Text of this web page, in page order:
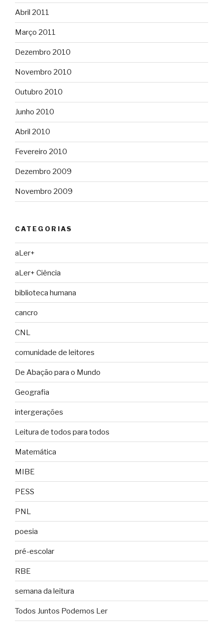
Abril 2011
Março 2011
Dezembro 2010
Novembro 2010
Outubro 2010
Junho 2010
Abril 2010
Fevereiro 2010
Dezembro 2009
Novembro 2009
CATEGORIAS
aLer+
aLer+ Ciência
biblioteca humana
cancro
CNL
comunidade de leitores
De Abação para o Mundo
Geografia
intergerações
Leitura de todos para todos
Matemática
MIBE
PESS
PNL
poesia
pré-escolar
RBE
semana da leitura
Todos Juntos Podemos Ler